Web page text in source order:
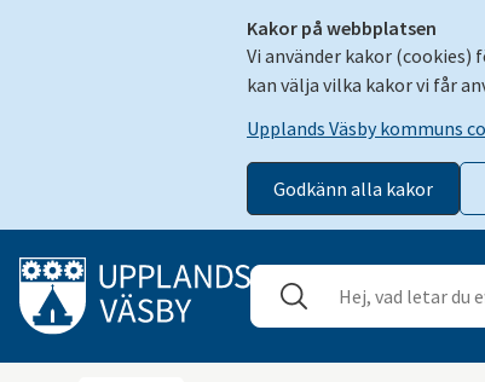
Kakor på webbplatsen
Vi använder kakor
kan välja vilka kakor vi får
Upplands Väsby kommuns
Godkänn alla kakor
Gå till innehåll
Sök